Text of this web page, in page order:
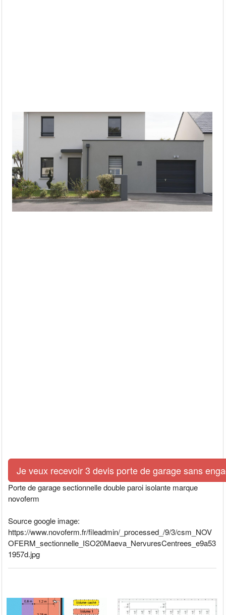
Je veux recevoir 3 devis porte de garage sans
Porte de garage sectionnelle double paroi isolante marque
novoferm
Source google image:
https://www.novoferm.fr/fileadmin/_processed_/9/3/csm_NOV
OFERM_sectionnelle_ISO20Maeva_NervuresCentrees_e9a53
1957d.jpg